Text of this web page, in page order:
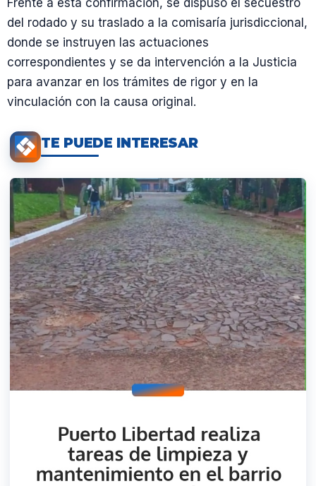
del rodado y su traslado a la comisaría jurisdiccional,
donde se instruyen las actuaciones
correspondientes y se da intervención a la Justicia
para avanzar en los trámites de rigor y en la
vinculación con la causa original.
TE PUEDE INTERESAR